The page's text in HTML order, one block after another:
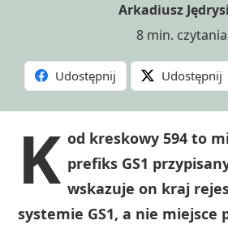
Arkadiusz
8 min. czytania
Udostępnij Udostępnij
K od kreskowy 594 to
prefiks GS1
wskazuje on kraj
systemie GS1, a nie miejsce